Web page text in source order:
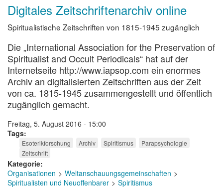
Digitales Zeitschriftenarchiv online
Spiritualistische Zeitschriften von 1815-1945 zugänglich
Die „International Association for the Preservation of
Spiritualist and Occult Periodicals“ hat auf der
Internetseite http://www.iapsop.com ein enormes
Archiv an digitalisierten Zeitschriften aus der Zeit
von ca. 1815-1945 zusammengestellt und öffentlich
zugänglich gemacht.
Freitag, 5. August 2016 - 15:00
Tags
Esoterikforschung Archiv Spiritismus
Parapsychologie
Zeitschrift
Kategorie
Organisationen
Weltanschauungsgemeinschaften
Spiritualisten und Neuoffenbarer
Spiritismus